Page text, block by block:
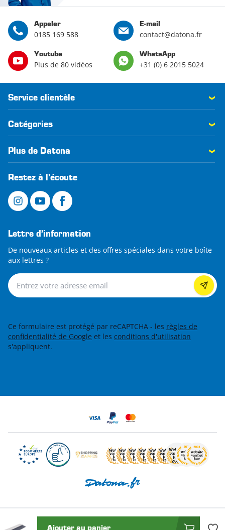
Appeler
0185 169 588
E-mail
contact@datona.fr
Youtube
Plus de 80 vidéos
WhatsApp
+31 (0) 6 2015 5024
Service clientèle
Catégories
Plus de Datona
Restez à l'écoute
Lettre d’information
De nouveaux articles et des offres spéciales dans votre boîte
aux lettres ?
Lettre d’information
Ce formulaire est protégé par reCAPTCHA - les règles de
confidentialité de Google et les conditions d'utilisation
s'appliquent.